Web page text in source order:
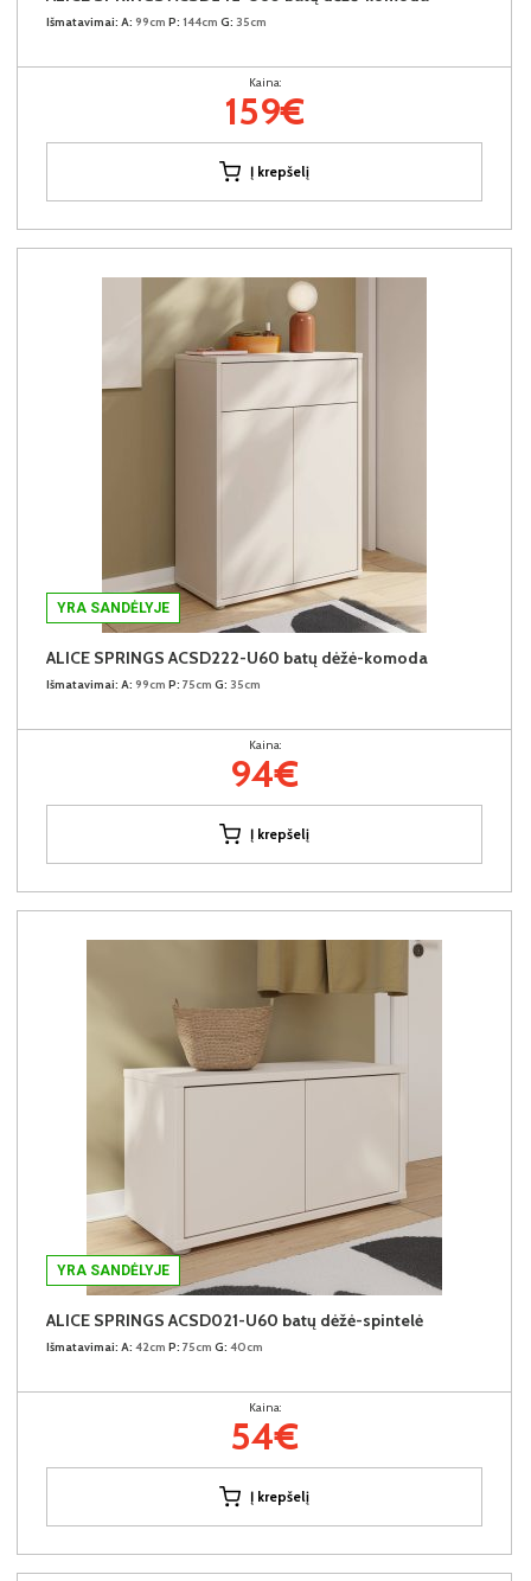
Išmatavimai: A: 99cm P: 144cm G: 35cm
Kaina:
159€
Į krepšelį
YRA SANDĖLYJE
ALICE SPRINGS ACSD222-U60 batų dėžė-komoda
Išmatavimai: A: 99cm P: 75cm G: 35cm
Kaina:
94€
Į krepšelį
YRA SANDĖLYJE
ALICE SPRINGS ACSD021-U60 batų dėžė-spintelė
Išmatavimai: A: 42cm P: 75cm G: 40cm
Kaina:
54€
Į krepšelį